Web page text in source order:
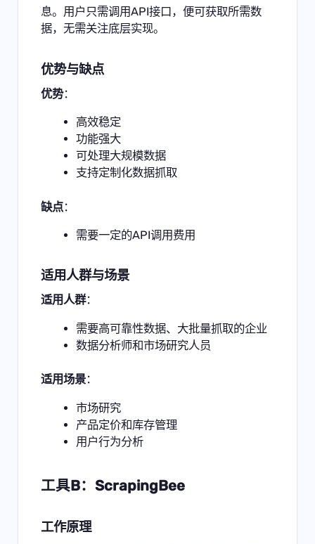
息。用户只需调用API接口，便可获取所需数
据，无需关注底层实现。
优势与缺点
优势：
高效稳定
功能强大
可处理大规模数据
支持定制化数据抓取
缺点：
需要一定的API调用费用
适用人群与场景
适用人群：
需要高可靠性数据、大批量抓取的企业
数据分析师和市场研究人员
适用场景：
市场研究
产品定价和库存管理
用户行为分析
工具B：ScrapingBee
工作原理